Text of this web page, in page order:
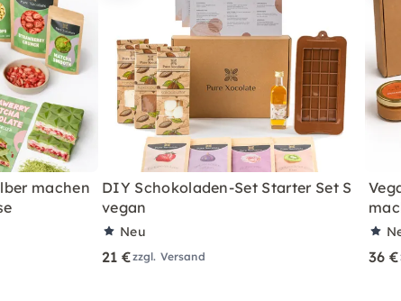
machen
DIY Schokoladen-Set Starter Set S
vegan
Neu
21 €zzgl. Versand 36 €